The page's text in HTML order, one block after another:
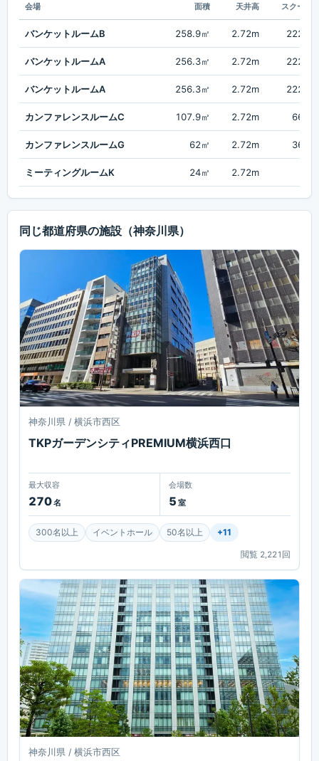
会場 面積 天井高 スクール
バンケットルームB 258.9㎡ 2.72m 222名
バンケットルームA 256.3㎡ 2.72m 222名
バンケットルームA 256.3㎡ 2.72m 222名
カンファレンスルームC 107.9㎡ 2.72m 66名
カンファレンスルームG 62㎡ 2.72m 36名
ミーティングルームK 24㎡ 2.72m
同じ都道府県の施設 （神奈川県）
神奈川県 / 横浜市西区
TKPガーデンシティPREMIUM横浜西口
最大収容
270名
会場数
5 室
300名以上 イベントホール 50名以上 +11
閲覧 2,221 回
神奈川県 / 横浜市西区